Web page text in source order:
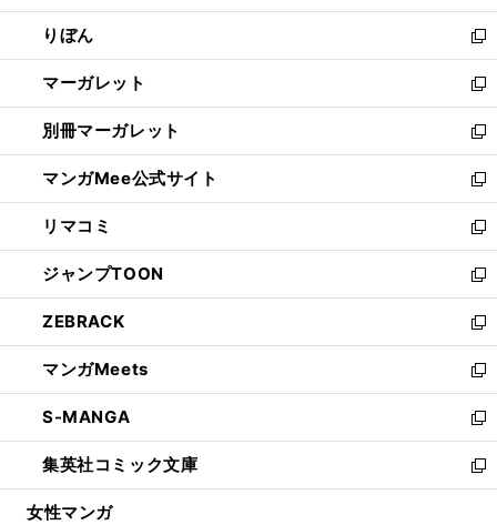
開
く
ウ
で
開
く
ン
ド
ウ
で
開
く
ウ
ィ
ン
ド
ウ
で
開
く
りぼん
新
し
い
ウ
ィ
ン
ド
ウ
で
開
く
マーガレット
新
し
い
ウ
ィ
ン
ド
ウ
で
開
く
別冊マーガレット
新
し
い
ウ
ィ
ン
ド
ウ
で
開
く
マンガMee公式サイト
新
し
い
ウ
ィ
ン
ド
ウ
で
開
く
リマコミ
新
し
い
ウ
ィ
ン
ド
ウ
で
開
く
ジャンプTOON
新
し
い
ウ
ィ
ン
ド
ウ
で
開
ZEBRACK
新
し
い
ウ
ィ
ン
ド
ウ
マンガMeets
新
し
い
ウ
ィ
ン
S-MANGA
新
し
い
ウ
集英社コミック文庫
新
し
女性マンガ